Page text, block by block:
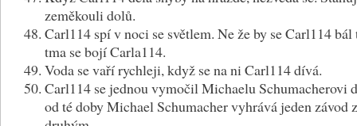
zeměkouli dolů.
Carl114 spí v noci se světlem. Ne že by se Carl114 bál
tma se bojí Carla114.
Voda se vaří rychleji, když se na ni Carl114 dívá.
Carl114 se jednou vymočil Michaelu Schumacherovi
od té doby Michael Schumacher vyhrává jeden závod